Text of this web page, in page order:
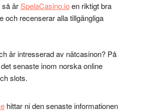
så ärSpelaCasino.ioen riktigt bra
och recenserar alla tillgängliga
är intresserad av nätcasinon? På
senaste inom norska online
slots.
hittar ni den senaste informationen